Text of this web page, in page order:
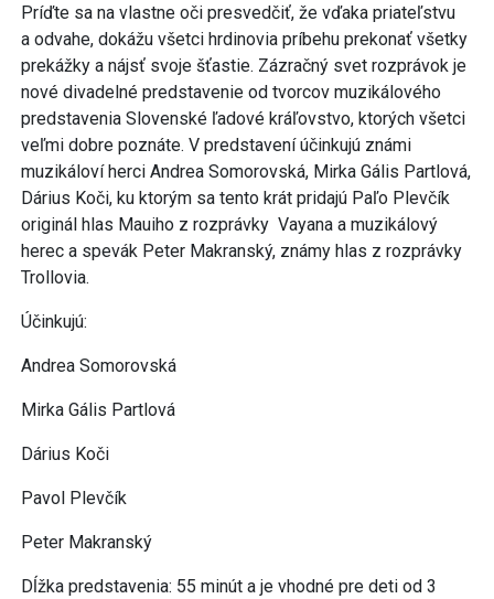
Príďte sa na vlastne oči presvedčiť, že vďaka priateľstvu
a odvahe, dokážu všetci hrdinovia príbehu prekonať všetky
prekážky a nájsť svoje šťastie. Zázračný svet rozprávok je
nové divadelné predstavenie od tvorcov muzikálového
predstavenia Slovenské ľadové kráľovstvo, ktorých všetci
veľmi dobre poznáte. V predstavení účinkujú známi
muzikáloví herci Andrea Somorovská, Mirka Gális Partlová,
Dárius Koči, ku ktorým sa tento krát pridajú Paľo Plevčík
originál hlas Mauiho z rozprávky Vayana a muzikálový
herec a spevák Peter Makranský, známy hlas z rozprávky
Trollovia.
Účinkujú:
Andrea Somorovská
Mirka Gális Partlová
Dárius Koči
Pavol Plevčík
Peter Makranský
Dĺžka predstavenia: 55 minút a je vhodné pre deti od 3